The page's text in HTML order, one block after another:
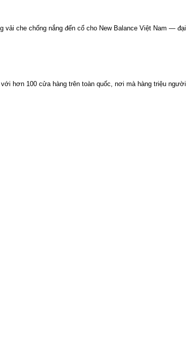
vải che chống nắng đến cổ cho New Balance Việt Nam —
hơn 100 cửa hàng trên toàn quốc, nơi mà hàng triệu